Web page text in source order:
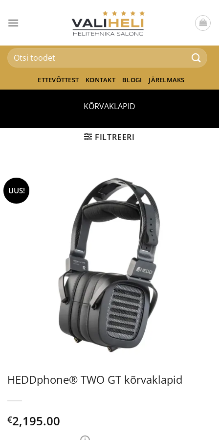
content
Otsi:
ETTEVÕTTEST KONTAKT BLOGI JÄRELMAKS
KÕRVAKLAPID
FILTREERI
UUS!
HEDDphone® TWO GT kõrvaklapid
€2,195.00